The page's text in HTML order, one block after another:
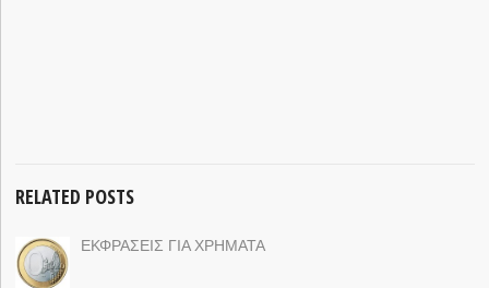
RELATED POSTS
ΕΚΦΡΑΣΕΙΣ ΓΙΑ ΧΡΗΜΑΤΑ